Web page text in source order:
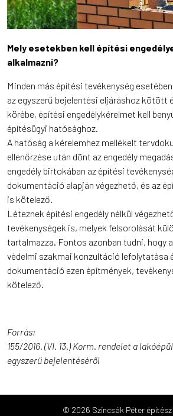
Mely esetekben kell építési
alkalmazni?
Minden más építési tevékenység
az egyszerű bejelentési eljáráshoz kötött
körébe, építési engedélykérelmet kell
építésügyi hatósághoz.
A hatóság a kérelemhez mellékelt
ellenőrzése után dönt az engedély
engedély birtokában az építési
dokumentáció alapján végezhető, és az
is kötelező.
Léteznek építési engedély nélkül
tevékenységek is, melyek felsorolását
tartalmazza. Fontos azonban tudni, hogy
védelmi szakmai konzultáció lefolytatása
dokumentáció ezen építmények,
kötelező.
Forrás:
155/2016. (VI. 13.) Korm. rendelet a
egyszerű bejelentéséről
© 2026 Szincsák Péter építész